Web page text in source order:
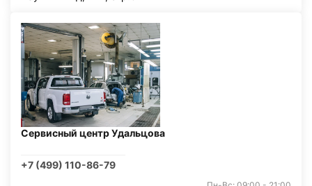
Сервисный центр Удальцова
+7 (499) 110-86-79